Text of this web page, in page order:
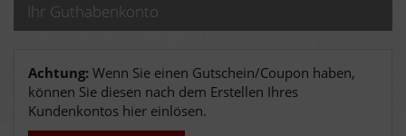
Ihr Guthabenkonto
Achtung: Wenn Sie einen Gutschein/Coupon haben,
können Sie diesen nach dem Erstellen Ihres
Kundenkontos hier einlösen.